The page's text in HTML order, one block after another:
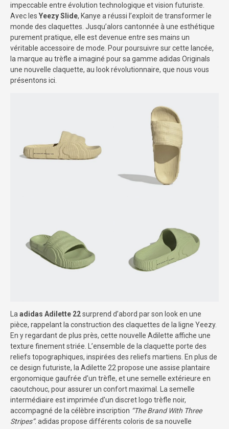
impeccable entre évolution technologique et vision futuriste.
Avec les Yeezy Slide, Kanye a réussi l’exploit de transformer le
monde des claquettes. Jusqu’alors cantonnée à une esthétique
purement pratique, elle est devenue entre ses mains un
véritable accessoire de mode. Pour poursuivre sur cette lancée,
la marque au trèfle a imaginé pour sa gamme adidas Originals
une nouvelle claquette, au look révolutionnaire, que nous vous
présentons ici.
La adidas Adilette 22surprend d’abord par son look en une
pièce, rappelant la construction des claquettes de la ligne Yeezy.
En y regardant de plus près, cette nouvelle Adilette affiche une
texture finement striée. L’ensemble de la claquette porte des
reliefs topographiques, inspirées des reliefs martiens. En plus de
ce design futuriste, la Adilette 22 propose une assise plantaire
ergonomique gaufrée d’un trèfle, et une semelle extérieure en
caoutchouc, pour assurer un confort maximal. La semelle
intermédiaire est imprimée d’un discret logo trèfle noir,
accompagné de la célèbre inscription “The Brand With Three
Stripes”. adidas propose différents coloris de sa nouvelle